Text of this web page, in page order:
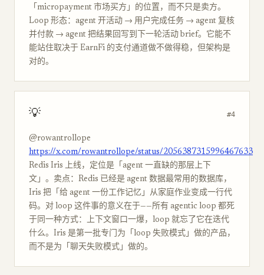
「micropayment 市场买方」的位置，而不只是卖方。
Loop 形态：agent 开活动 → 用户完成任务 → agent 复核
并付款 → agent 把结果回写到下一轮活动 brief。它能不
能站住取决于 EarnFi 的支付通道做不做得稳，但架构是
对的。
💡 #4
@rowantrollope
https://x.com/rowantrollope/status/2056387315996467633
Redis Iris 上线，定位是「agent 一直缺的那层上下
文」。卖点：Redis 已经是 agent 数据最常用的数据库，
Iris 把「给 agent 一份工作记忆」从家庭作业变成一行代
码。对 loop 这件事的意义在于——所有 agentic loop 都死
于同一种方式：上下文窗口一爆，loop 就忘了它在迭代
什么。Iris 是第一批专门为「loop 失败模式」做的产品，
而不是为「聊天失败模式」做的。